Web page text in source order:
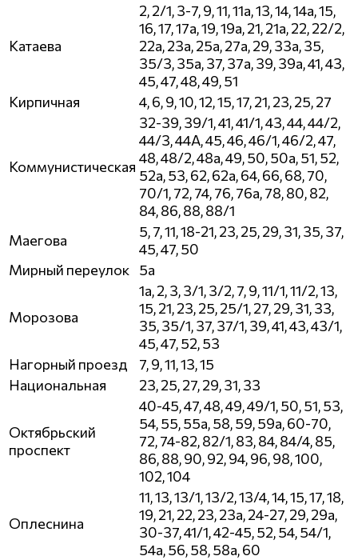
Катаева
2, 2/1, 3-7, 9, 11, 11а, 13, 14, 14а, 15,
16, 17, 17а, 19, 19а, 21, 21а, 22, 22/2,
22а, 23а, 25а, 27а, 29, 33а, 35,
35/3, 35а, 37, 37а, 39, 39а, 41, 43,
45, 47, 48, 49, 51
Кирпичная
4, 6, 9, 10, 12, 15, 17, 21, 23, 25, 27
Коммунистическая
32-39, 39/1, 41, 41/1, 43, 44, 44/2,
44/3, 44А, 45, 46, 46/1, 46/2, 47,
48, 48/2, 48а, 49, 50, 50а, 51, 52,
52а, 53, 62, 62а, 64, 66, 68, 70,
70/1, 72, 74, 76, 76а, 78, 80, 82,
84, 86, 88, 88/1
Маегова
5, 7, 11, 18-21, 23, 25, 29, 31, 35, 37,
45, 47, 50
Мирный переулок 5а
Морозова
1а, 2, 3, 3/1, 3/2, 7, 9, 11/1, 11/2, 13,
15, 21, 23, 25, 25/1, 27, 29, 31, 33,
35, 35/1, 37, 37/1, 39, 41, 43, 43/1,
45, 47, 52, 53
Нагорный проезд
7, 9, 11, 13, 15
Национальная
23, 25, 27, 29, 31, 33
Октябрьский
проспект
40-45, 47, 48, 49, 49/1, 50, 51, 53,
54, 55, 55а, 58, 59, 59а, 60-70,
72, 74-82, 82/1, 83, 84, 84/4, 85,
86, 88, 90, 92, 94, 96, 98, 100,
102, 104
Оплеснина
11, 13, 13/1, 13/2, 13/4, 14, 15, 17, 18,
19, 21, 22, 23, 23а, 24-27, 29, 29а,
30-37, 41/1, 42-45, 52, 54, 54/1,
54а, 56, 58, 58а, 60